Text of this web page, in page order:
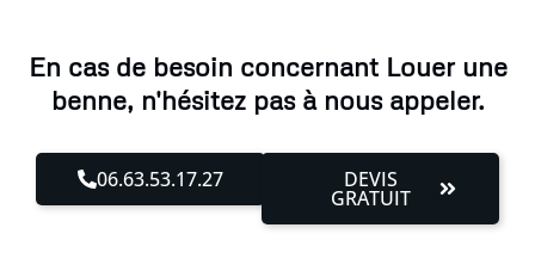
En cas de besoin concernant Louer une
benne, n'hésitez pas à nous appeler.
06.63.53.17.27 DEVIS
GRATUIT